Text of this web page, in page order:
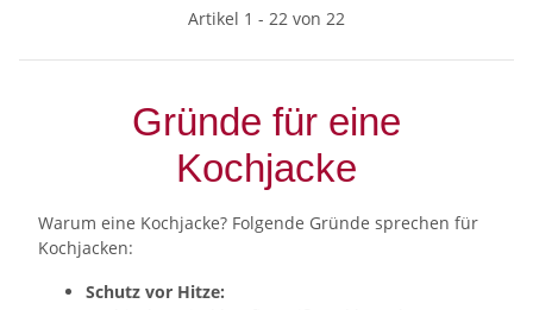
Artikel 1 - 22 von 22
Gründe für eine
Kochjacke
Warum eine Kochjacke? Folgende Gründe sprechen für
Kochjacken:
Schutz vor Hitze: